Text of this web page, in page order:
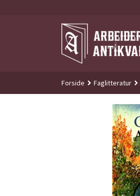
Forside Faglitteratur